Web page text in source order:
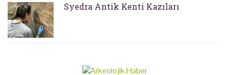
Syedra Antik Kenti Kazıları